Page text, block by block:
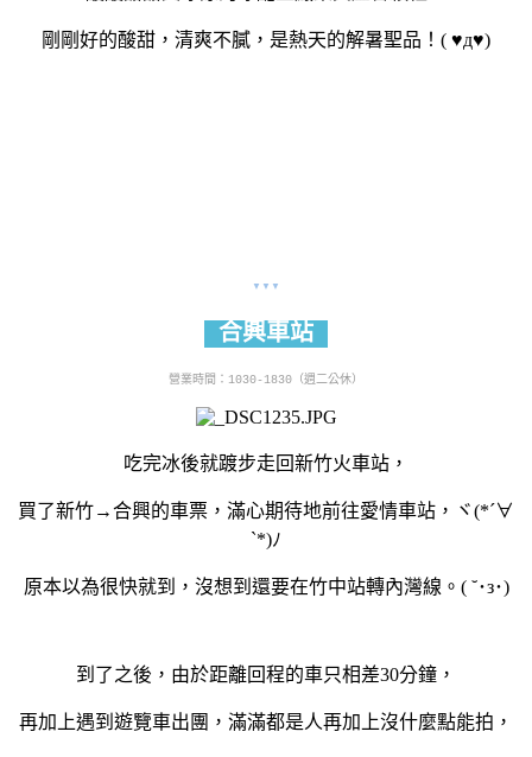
剛剛好的酸甜，清爽不膩，是熱天的解暑聖品！( ♥д♥)
▼▼▼
合興車站
營業時間：1030-1830（週二公休）
吃完冰後就踱步走回新竹火車站，
買了新竹→合興的車票，滿心期待地前往愛情車站，ヾ(*´∀
ˋ*)ﾉ
原本以為很快就到，沒想到還要在竹中站轉內灣線。( ˘･з･)
到了之後，由於距離回程的車只相差30分鐘，
再加上遇到遊覽車出團，滿滿都是人再加上沒什麼點能拍，